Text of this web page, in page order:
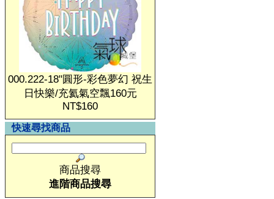
000.222-18"圓形-彩色夢幻 祝生
日快樂/充氦氣空飄160元
NT$160
快速尋找商品
商品搜尋
進階商品搜尋